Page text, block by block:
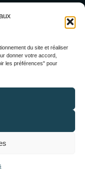
du site et réaliser
donner votre accord,
les préférences" pour
et NTIC